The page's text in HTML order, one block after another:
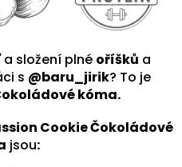
a složení plné oříšků a
s @baru_jirik? To je
kóma.
Cookie Čokoládové
jsou: